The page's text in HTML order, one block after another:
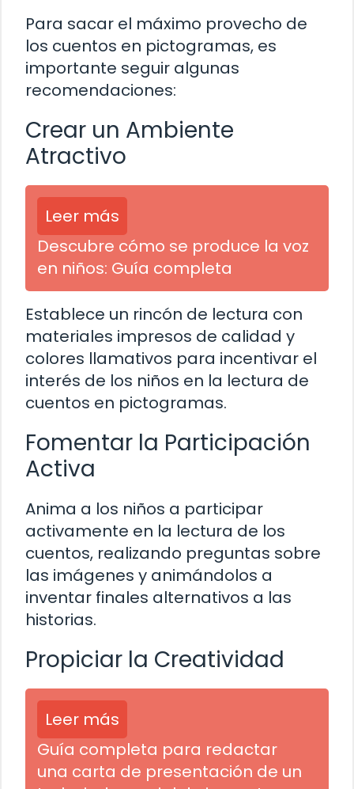
Para sacar el máximo provecho de
los cuentos en pictogramas, es
importante seguir algunas
recomendaciones:
Crear un Ambiente
Atractivo
Leer más
Descubre cómo se produce la voz
en niños: Guía completa
Establece un rincón de lectura con
materiales impresos de calidad y
colores llamativos para incentivar el
interés de los niños en la lectura de
cuentos en pictogramas.
Fomentar la Participación
Activa
Anima a los niños a participar
activamente en la lectura de los
cuentos, realizando preguntas sobre
las imágenes y animándolos a
inventar finales alternativos a las
historias.
Propiciar la Creatividad
Leer más
Guía completa para redactar
una carta de presentación de un